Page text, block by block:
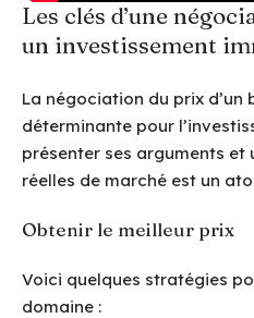
Les clés d’une
un investissement
La négociation du prix
déterminante pour
présenter ses arguments et
réelles de marché est un
Obtenir le meilleur prix
Voici quelques stratégies
domaine :